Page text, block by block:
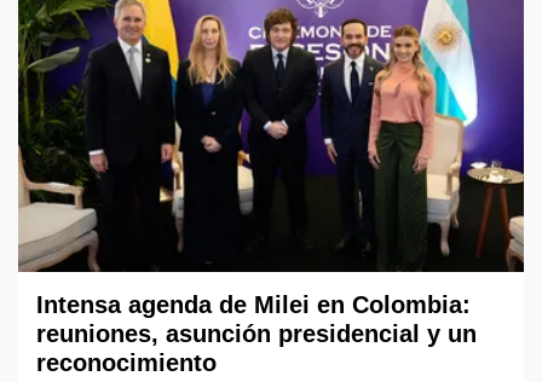
Intensa agenda de Milei en Colombia:
reuniones, asunción presidencial y un
reconocimiento